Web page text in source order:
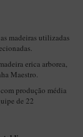
madeiras utilizadas
erica arborea,
Maestro.
produção média
de 22